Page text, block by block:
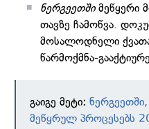
ნერგეეთშიმეწყერი
თავზე ჩამოწვა.
მოსალოდნელი
წარმოქმნა-
გაიგე მეტი:
მეწყრულ პროცესებს